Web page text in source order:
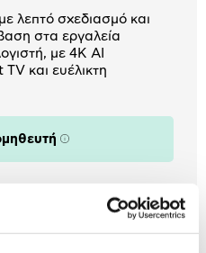
λεπτό σχεδιασμό και
στα εργαλεία
με 4K AI
και ευέλικτη
Πληροφορίες
3840 x 2160